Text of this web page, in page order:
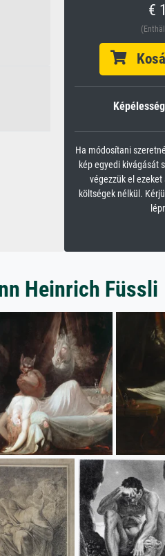
€
Ha módosítani
kép egyedi kivágását
végezzük el
költségek nélkül.
Heinrich Füssli